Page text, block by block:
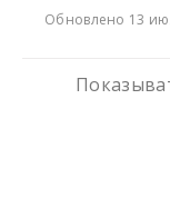
Обновлено 13